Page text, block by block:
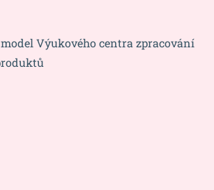
Výukového centra zpracování